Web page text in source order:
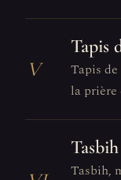
V
Tapis
Tapis
la
Tasbih,